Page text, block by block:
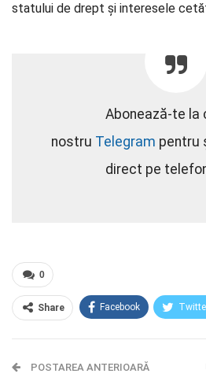
statului de drept și interesele
Abonează-te la
nostru Telegram pentru
direct pe
0
Share Facebook
Telegram OK.ru
POSTAREA ANTERIOARĂ